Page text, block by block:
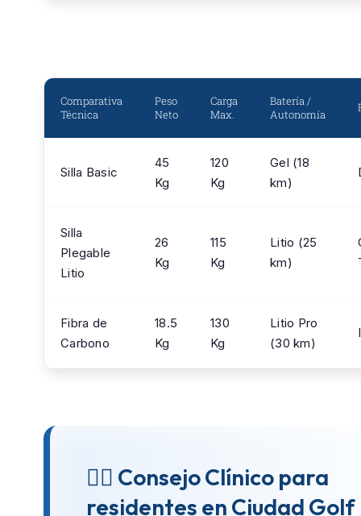
Comparativa
Técnica
Peso
Neto
Carga
Max.
Batería /
Autonomía
Silla Basic
45
Kg
120
Kg
Gel (18
km)
Silla
Plegable
Litio
26
Kg
115
Kg
Litio (25
km)
Fibra de
Carbono
18.5
Kg
130
Kg
Litio Pro
(30 km)
👨‍⚕️ Consejo Clínico para
residentes en Ciudad Golf